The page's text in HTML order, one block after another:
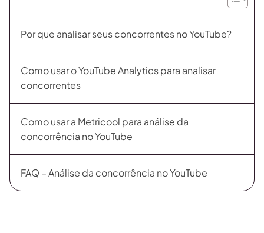
Por que analisar seus concorrentes no YouTube?
Como usar o YouTube Analytics para analisar
concorrentes
Como usar a Metricool para análise da
concorrência no YouTube
FAQ – Análise da concorrência no YouTube